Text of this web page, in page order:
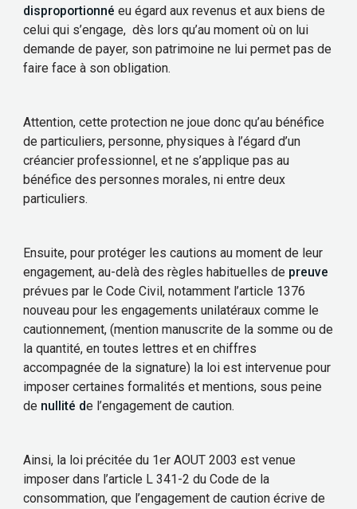
disproportionné eu égard aux revenus et aux biens de
celui qui s’engage, dès lors qu’au moment où on lui
demande de payer, son patrimoine ne lui permet pas de
faire face à son obligation.
Attention, cette protection ne joue donc qu’au bénéfice
de particuliers, personne, physiques à l’égard d’un
créancier professionnel, et ne s’applique pas au
bénéfice des personnes morales, ni entre deux
particuliers.
Ensuite, pour protéger les cautions au moment de leur
engagement, au-delà des règles habituelles de preuve
prévues par le Code Civil, notamment l’article 1376
nouveau pour les engagements unilatéraux comme le
cautionnement, (mention manuscrite de la somme ou de
la quantité, en toutes lettres et en chiffres
accompagnée de la signature) la loi est intervenue pour
imposer certaines formalités et mentions, sous peine
de nullité de l’engagement de caution.
Ainsi, la loi précitée du 1erAOUT 2003 est venue
imposer dans l’article L 341-2 du Code de la
consommation, que l’engagementde caution écrive de